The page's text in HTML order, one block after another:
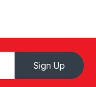
Sign Up